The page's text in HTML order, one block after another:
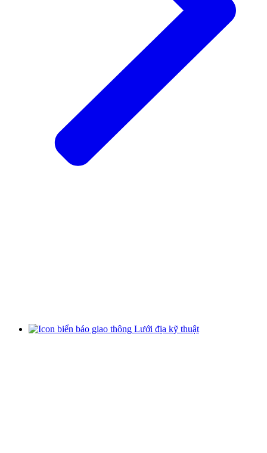
Lưới địa kỹ thuật